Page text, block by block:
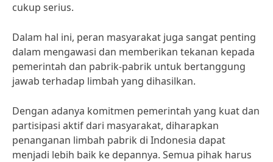
cukup serius.
Dalam hal ini, peran masyarakat juga sangat penting
dalam mengawasi dan memberikan tekanan kepada
pemerintah dan pabrik-pabrik untuk bertanggung
jawab terhadap limbah yang dihasilkan.
Dengan adanya komitmen pemerintah yang kuat dan
partisipasi aktif dari masyarakat, diharapkan
penanganan limbah pabrik di Indonesia dapat
menjadi lebih baik ke depannya. Semua pihak harus